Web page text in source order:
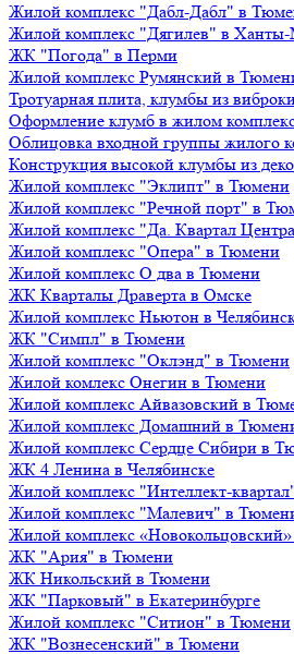
Жилой комплекс "Дабл-Дабл" в
Жилой комплекс "Дягилев" в
ЖК "Погода" в Перми
Жилой комплекс Румянский в
Тротуарная плита, клумбы из
Оформление клумб в жилом
Облицовка входной группы жилого
Конструкция высокой клумбы из
Жилой комплекс "Эклипт" в Тюмени
Жилой комплекс "Речной порт" в
Жилой комплекс "Да. Квартал
Жилой комплекс "Опера" в Тюмени
Жилой комплекс О два в Тюмени
ЖК Кварталы Драверта в Омске
Жилой комплекс Ньютон в
ЖК "Симпл" в Тюмени
Жилой комплекс "Оклэнд" в Тюмени
Жилой комлекс Онегин в Тюмени
Жилой комплекс Айвазовский в
Жилой комплекс Домашний в
Жилой комплекс Сердце Сибири в
ЖК 4 Ленина в Челябинске
Жилой комплекс "Интеллект-
Жилой комплекс "Малевич" в
Жилой комплекс «Новокольцовский»
ЖК "Ария" в Тюмени
ЖК Никольский в Тюмени
ЖК "Парковый" в Екатеринбурге
Жилой комплекс "Ситион" в Тюмени
ЖК "Вознесенский" в Тюмени